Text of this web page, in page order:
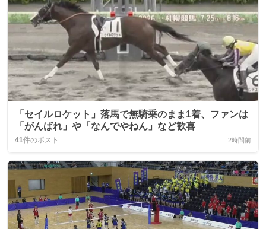
「セイルロケット」落馬で無騎乗のまま1着、ファンは
「がんばれ」や「なんでやねん」など歓喜
41件のポスト 2時間前